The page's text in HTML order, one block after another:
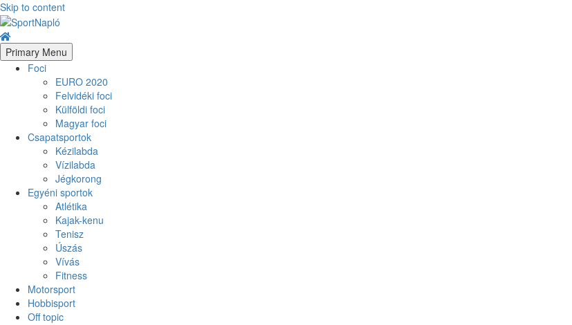
Skip to content
Primary Menu
Foci
EURO 2020
Felvidéki foci
Külföldi foci
Magyar foci
Csapatsportok
Kézilabda
Vízilabda
Jégkorong
Egyéni sportok
Atlétika
Kajak-kenu
Tenisz
Úszás
Vívás
Fitness
Motorsport
Hobbisport
Off topic